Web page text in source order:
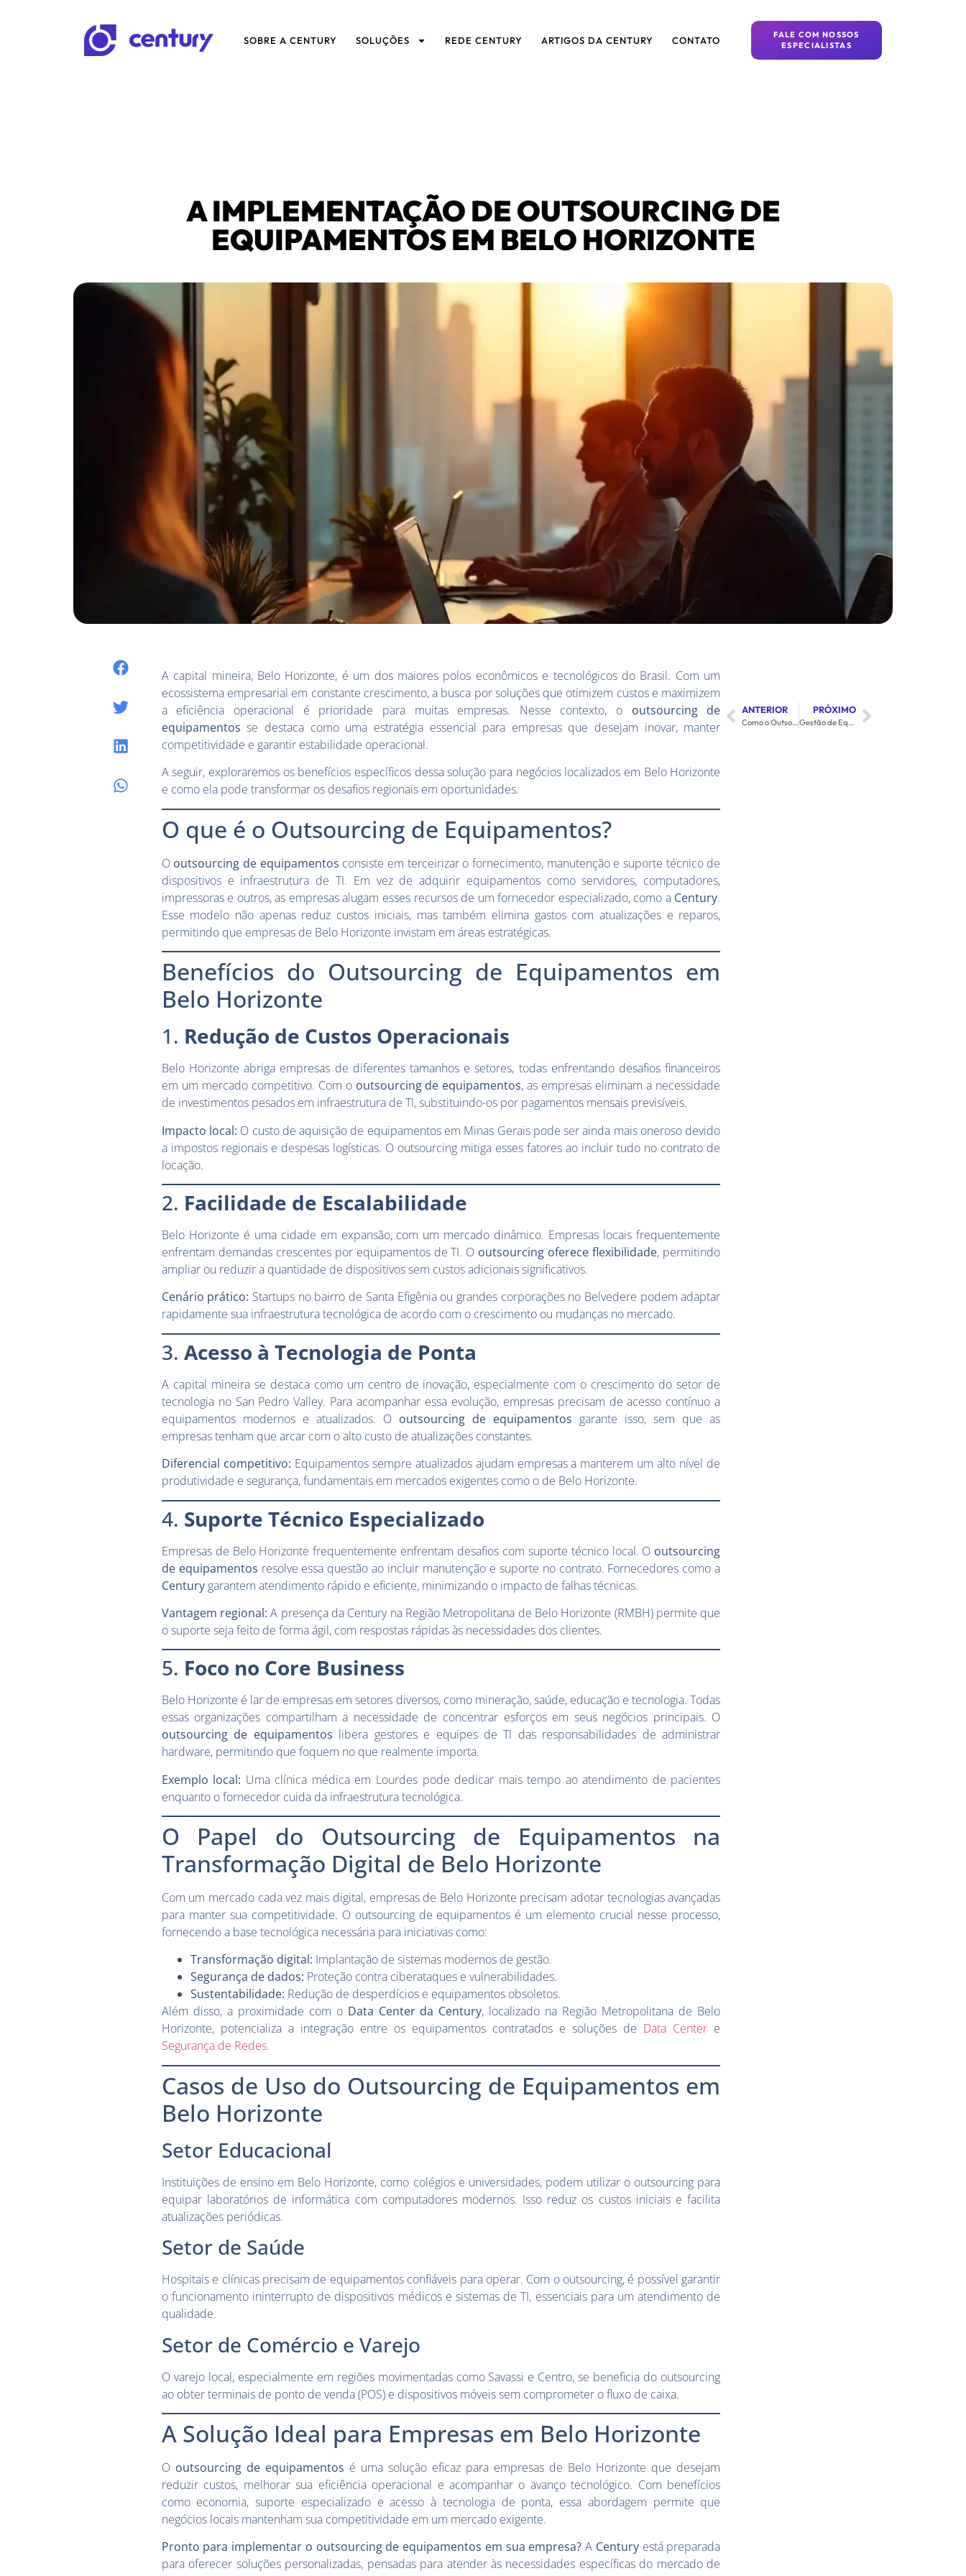
SOBRE A CENTURY SOLUÇÕES REDE CENTURY ARTIGOS DA CENTURY CONTATO
FALE COM NOSSOS
ESPECIALISTAS
A IMPLEMENTAÇÃO DE OUTSOURCING DE
EQUIPAMENTOS EM BELO HORIZONTE
A capital mineira, Belo Horizonte, é um dos maiores polos econômicos e tecnológicos do Brasil. Com um
ecossistema empresarial em constante crescimento, a busca por soluções que otimizem custos e maximizem
a eficiência operacional é prioridade para muitas empresas. Nesse contexto, o outsourcing de
equipamentos se destaca como uma estratégia essencial para empresas que desejam inovar, manter
competitividade e garantir estabilidade operacional.
A seguir, exploraremos os benefícios específicos dessa solução para negócios localizados em Belo Horizonte
e como ela pode transformar os desafios regionais em oportunidades.
O que é o Outsourcing de Equipamentos?
O outsourcing de equipamentos consiste em terceirizar o fornecimento, manutenção e suporte técnico de
dispositivos e infraestrutura de TI. Em vez de adquirir equipamentos como servidores, computadores,
impressoras e outros, as empresas alugam esses recursos de um fornecedor especializado, como a Century.
Esse modelo não apenas reduz custos iniciais, mas também elimina gastos com atualizações e reparos,
permitindo que empresas de Belo Horizonte invistam em áreas estratégicas.
Benefícios do Outsourcing de Equipamentos em
Belo Horizonte
1. Redução de Custos Operacionais
Belo Horizonte abriga empresas de diferentes tamanhos e setores, todas enfrentando desafios financeiros
em um mercado competitivo. Com o outsourcing de equipamentos, as empresas eliminam a necessidade
de investimentos pesados em infraestrutura de TI, substituindo-os por pagamentos mensais previsíveis.
Impacto local: O custo de aquisição de equipamentos em Minas Gerais pode ser ainda mais oneroso devido
a impostos regionais e despesas logísticas. O outsourcing mitiga esses fatores ao incluir tudo no contrato de
locação.
2. Facilidade de Escalabilidade
Belo Horizonte é uma cidade em expansão, com um mercado dinâmico. Empresas locais frequentemente
enfrentam demandas crescentes por equipamentos de TI. O outsourcing oferece flexibilidade, permitindo
ampliar ou reduzir a quantidade de dispositivos sem custos adicionais significativos.
Cenário prático: Startups no bairro de Santa Efigênia ou grandes corporações no Belvedere podem adaptar
rapidamente sua infraestrutura tecnológica de acordo com o crescimento ou mudanças no mercado.
3. Acesso à Tecnologia de Ponta
A capital mineira se destaca como um centro de inovação, especialmente com o crescimento do setor de
tecnologia no San Pedro Valley. Para acompanhar essa evolução, empresas precisam de acesso contínuo a
equipamentos modernos e atualizados. O outsourcing de equipamentos garante isso, sem que as
empresas tenham que arcar com o alto custo de atualizações constantes.
Diferencial competitivo: Equipamentos sempre atualizados ajudam empresas a manterem um alto nível de
produtividade e segurança, fundamentais em mercados exigentes como o de Belo Horizonte.
4. Suporte Técnico Especializado
Empresas de Belo Horizonte frequentemente enfrentam desafios com suporte técnico local. O outsourcing
de equipamentos resolve essa questão ao incluir manutenção e suporte no contrato. Fornecedores como a
Centurygarantem atendimento rápido e eficiente, minimizando o impacto de falhas técnicas.
Vantagem regional: A presença da Century na Região Metropolitana de Belo Horizonte (RMBH) permite que
o suporte seja feito de forma ágil, com respostas rápidas às necessidades dos clientes.
5. Foco no Core Business
Belo Horizonte é lar de empresas em setores diversos, como mineração, saúde, educação e tecnologia. Todas
essas organizações compartilham a necessidade de concentrar esforços em seus negócios principais. O
outsourcing de equipamentos libera gestores e equipes de TI das responsabilidades de administrar
hardware, permitindo que foquem no que realmente importa.
Exemplo local: Uma clínica médica em Lourdes pode dedicar mais tempo ao atendimento de pacientes
enquanto o fornecedor cuida da infraestrutura tecnológica.
O Papel do Outsourcing de Equipamentos na
Transformação Digital de Belo Horizonte
Com um mercado cada vez mais digital, empresas de Belo Horizonte precisam adotar tecnologias avançadas
para manter sua competitividade. O outsourcing de equipamentos é um elemento crucial nesse processo,
fornecendo a base tecnológica necessária para iniciativas como:
Transformação digital: Implantação de sistemas modernos de gestão.
Segurança de dados: Proteção contra ciberataques e vulnerabilidades.
Sustentabilidade: Redução de desperdícios e equipamentos obsoletos.
Além disso, a proximidade com o Data Center da Century, localizado na Região Metropolitana de Belo
Horizonte, potencializa a integração entre os equipamentos contratados e soluções de Data Center e
Segurança de Redes.
Casos de Uso do Outsourcing de Equipamentos em
Belo Horizonte
Setor Educacional
Instituições de ensino em Belo Horizonte, como colégios e universidades, podem utilizar o outsourcing para
equipar laboratórios de informática com computadores modernos. Isso reduz os custos iniciais e facilita
atualizações periódicas.
Setor de Saúde
Hospitais e clínicas precisam de equipamentos confiáveis para operar. Com o outsourcing, é possível garantir
o funcionamento ininterrupto de dispositivos médicos e sistemas de TI, essenciais para um atendimento de
qualidade.
Setor de Comércio e Varejo
O varejo local, especialmente em regiões movimentadas como Savassi e Centro, se beneficia do outsourcing
ao obter terminais de ponto de venda (POS) e dispositivos móveis sem comprometer o fluxo de caixa.
A Solução Ideal para Empresas em Belo Horizonte
O outsourcing de equipamentos é uma solução eficaz para empresas de Belo Horizonte que desejam
reduzir custos, melhorar sua eficiência operacional e acompanhar o avanço tecnológico. Com benefícios
como economia, suporte especializado e acesso à tecnologia de ponta, essa abordagem permite que
negócios locais mantenham sua competitividade em um mercado exigente.
Pronto para implementar o outsourcing de equipamentos em sua empresa? A Centuryestá preparada
para oferecer soluções personalizadas, pensadas para atender às necessidades específicas do mercado de
ANTERIOR
Como o Outsourcing de Equipamentos Pode Reduzir Custos Operacionais
PRÓXIMO
Gestão de Equipamentos de TI: Como o Outsourcing Simplifica esse Processo